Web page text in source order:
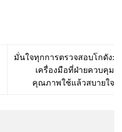
มั่นใจทุกการตรวจสอบโกดัง:
เครื่องมือที่ฝ่ายควบคุม
คุณภาพใช้แล้วสบายใจ